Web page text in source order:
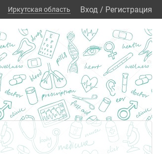
Иркутская область Вход / Регистрация